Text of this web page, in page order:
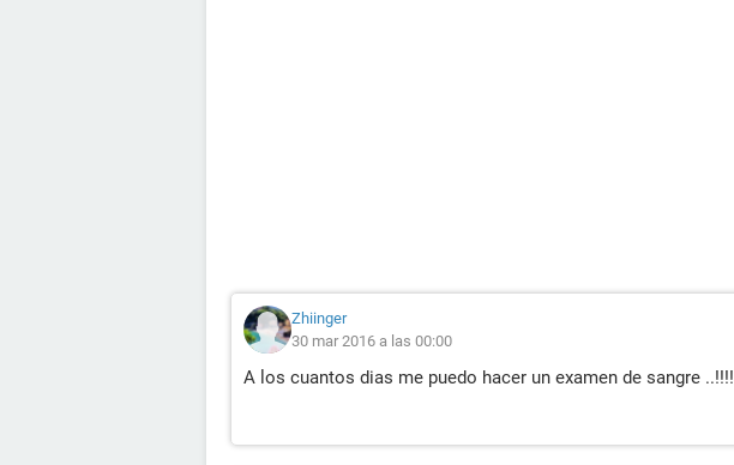
Zhiinger
30 mar 2016 a las 00:00
A los cuantos dias me puedo hacer un examen de sangre ..!!!!